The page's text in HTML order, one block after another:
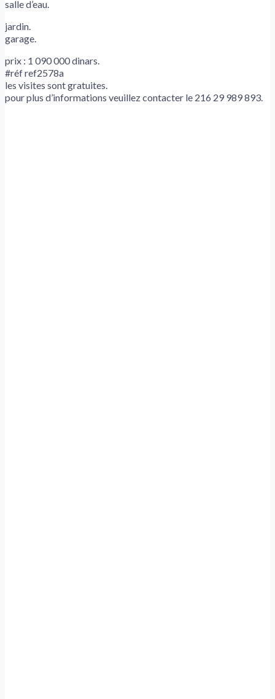
salle d’eau.
jardin.
garage.
prix : 1 090 000 dinars.
#réf ref2578a
les visites sont gratuites.
pour plus d’informations veuillez contacter le 216 29 989 893.